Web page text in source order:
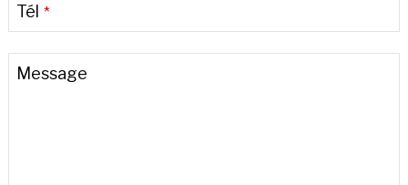
Tél *
Message